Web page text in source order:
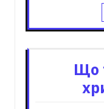
Що